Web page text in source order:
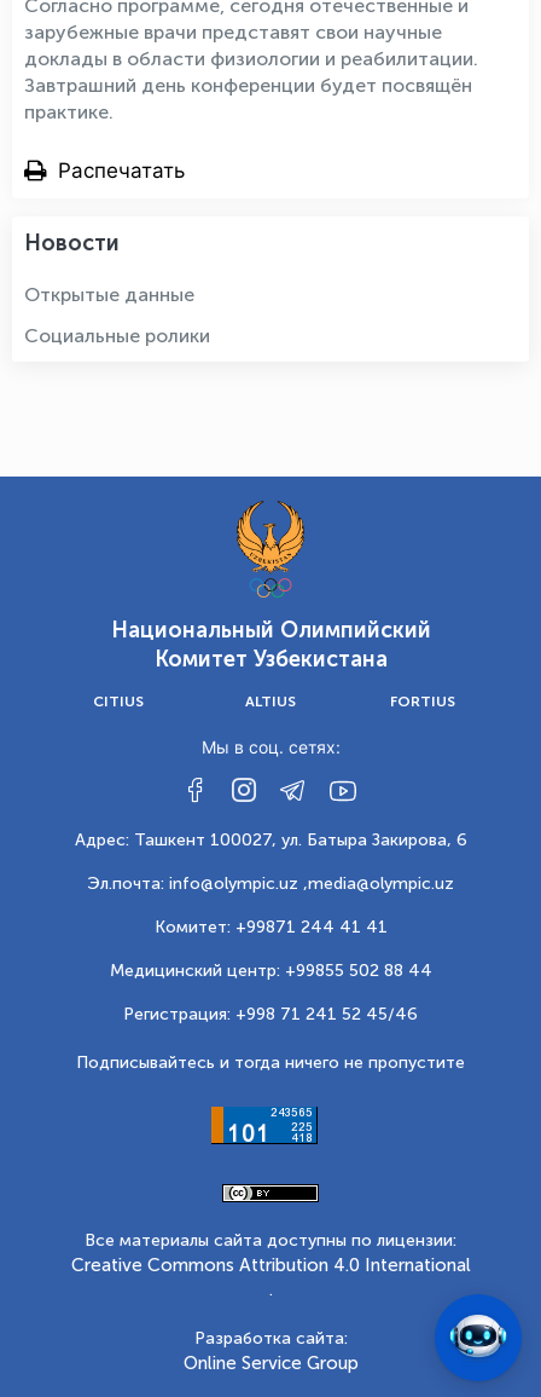
Согласно программе, сегодня отечественные и
зарубежные врачи представят свои научные
доклады в области физиологии и реабилитации.
Завтрашний день конференции будет посвящён
практике.
Распечатать
Новости
Открытые данные
Социальные ролики
Национальный Олимпийский
Комитет Узбекистана
CITIUS ALTIUS FORTIUS
Мы в соц. сетях:
Адрес: Ташкент 100027, ул. Батыра Закирова, 6
Эл.почта: info@olympic.uz ,media@olympic.uz
Комитет: +99871 244 41 41
Медицинский центр: +99855 502 88 44
Регистрация: +998 71 241 52 45/46
Подписывайтесь и тогда ничего не пропустите
Все материалы сайта доступны по лицензии:
Creative Commons Attribution 4.0 International
.
Разработка сайта:
Online Service Group